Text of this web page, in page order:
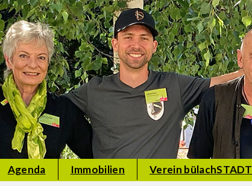
Agenda Immobilien Verein bülachSTADT